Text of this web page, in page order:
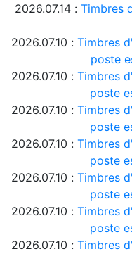
2026.07.14 : Timbres
2026.07.10 : Timbres
poste
2026.07.10 : Timbres
poste
2026.07.10 : Timbres
poste
2026.07.10 : Timbres
poste
2026.07.10 : Timbres
poste
2026.07.10 : Timbres
poste
2026.07.10 : Timbres